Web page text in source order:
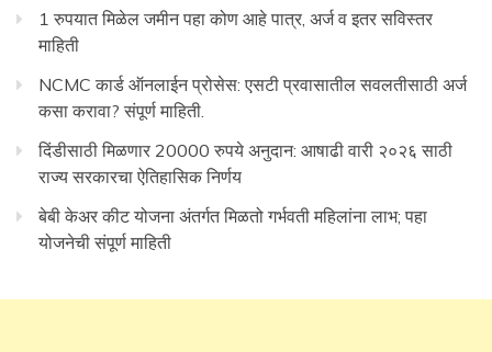
1 रुपयात मिळेल जमीन पहा कोण आहे पात्र, अर्ज व इतर सविस्तर
माहिती
NCMC कार्ड ऑनलाईन प्रोसेस: एसटी प्रवासातील सवलतीसाठी अर्ज
कसा करावा? संपूर्ण माहिती.
दिंडीसाठी मिळणार 20000 रुपये अनुदान: आषाढी वारी २०२६ साठी
राज्य सरकारचा ऐतिहासिक निर्णय
बेबी केअर कीट योजना अंतर्गत मिळतो गर्भवती महिलांना लाभ; पहा
योजनेची संपूर्ण माहिती